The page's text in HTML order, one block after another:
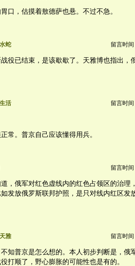
口，估摸着敖德萨也悬。不过不急。
水蛇 留言时间
战役已结束，是该歇歇了。天雅博也指出，
活 留言时间
常。普京自己应该懂得用兵。
留言时间
，俄军对红色虚线内的红色占领区的治理
发放俄罗斯联邦护照，是只对线内红区发
天雅 留言时间
知普京是怎么想的。本人初步判断是，俄
打顺了，野心膨胀的可能性也是有的。